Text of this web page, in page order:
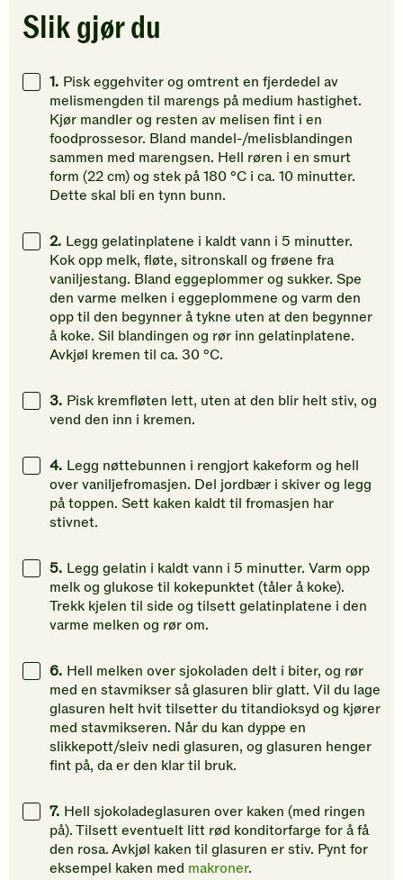
Klikk
for
gi
din
vurdering.
din
vurdering.
Slik gjør du
1. Pisk eggehviter og omtrent en fjerdedel av
melismengden til marengs på medium hastighet.
Kjør mandler og resten av melisen fint i en
foodprossesor. Bland mandel-/melisblandingen
sammen med marengsen. Hell røren i en smurt
form (22 cm) og stek på 180 °C i ca. 10 minutter.
Dette skal bli en tynn bunn.
2. Legg gelatinplatene i kaldt vann i 5 minutter.
Kok opp melk, fløte, sitronskall og frøene fra
vaniljestang. Bland eggeplommer og sukker. Spe
den varme melken i eggeplommene og varm den
opp til den begynner å tykne uten at den begynner
å koke. Sil blandingen og rør inn gelatinplatene.
Avkjøl kremen til ca. 30 °C.
3. Pisk kremfløten lett, uten at den blir helt stiv, og
vend den inn i kremen.
4. Legg nøttebunnen i rengjort kakeform og hell
over vaniljefromasjen. Del jordbær i skiver og legg
på toppen. Sett kaken kaldt til fromasjen har
stivnet.
5. Legg gelatin i kaldt vann i 5 minutter. Varm opp
melk og glukose til kokepunktet (tåler å koke).
Trekk kjelen til side og tilsett gelatinplatene i den
varme melken og rør om.
6. Hell melken over sjokoladen delt i biter, og rør
med en stavmikser så glasuren blir glatt. Vil du lage
glasuren helt hvit tilsetter du titandioksyd og kjører
med stavmikseren. Når du kan dyppe en
slikkepott/sleiv nedi glasuren, og glasuren henger
fint på, da er den klar til bruk.
7. Hell sjokoladeglasuren over kaken (med ringen
på). Tilsett eventuelt litt rød konditorfarge for å få
den rosa. Avkjøl kaken til glasuren er stiv. Pynt for
eksempel kaken med makroner.